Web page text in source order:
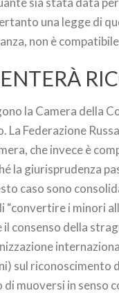
una legge di
non è
la Camera della
Federazione
che invece è
la giurisprudenza
caso sono
i minori
consenso della
sul riconoscimento
di muoversi in senso